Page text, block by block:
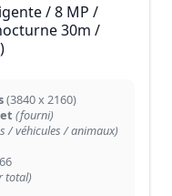
/ 8 MP /
30m /
(3840 x 2160)
(fourni)
/ véhicules / animaux)
total)